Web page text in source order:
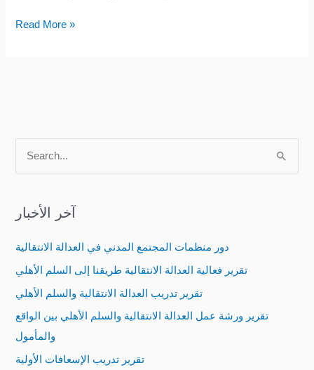
Read More »
r
o
r
:
آخر الأخبار
دور منظمات المجتمع المدني في العدالة الانتقالية
تقرير فعالية العدالة الانتقالية طريقنا إلى السلم الأهلي
تقرير تدريب العدالة الانتقالية والسلم الأهلي
تقرير ورشة عمل العدالة الانتقالية والسلم الأهلي بين الواقع
والمأمول
تقرير تدريب الإسعافات الأولية